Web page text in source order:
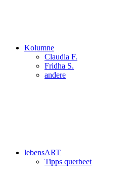
Kolumne
Claudia F.
Fridha S.
andere
lebensART
Tipps querbeet